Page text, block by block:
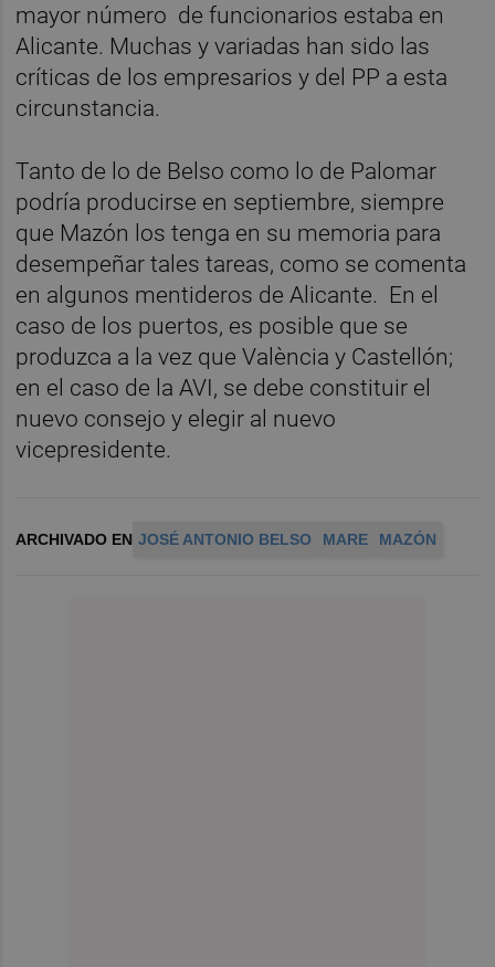
mayor número de funcionarios estaba en
Alicante. Muchas y variadas han sido las
críticas de los empresarios y del PP a esta
circunstancia.
Tanto de lo de Belso como lo de Palomar
podría producirse en septiembre, siempre
que Mazón los tenga en su memoria para
desempeñar tales tareas, como se comenta
en algunos mentideros de Alicante. En el
caso de los puertos, es posible que se
produzca a la vez que València y Castellón;
en el caso de la AVI, se debe constituir el
nuevo consejo y elegir al nuevo
vicepresidente.
ARCHIVADO EN JOSÉ ANTONIO BELSO MARE MAZÓN